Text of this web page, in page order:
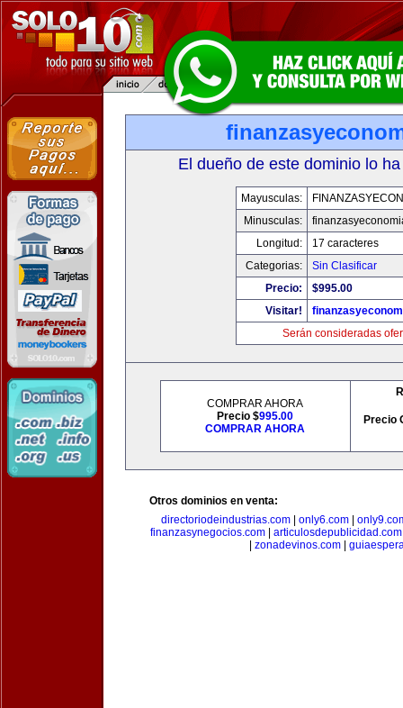
El dueño de este dominio lo
Mayusculas:
Minusculas:
Longitud:
17 caracteres
Categorias:
Sin Clasificar
Precio:
$995.00
Visitar!
Serán consideradas
COMPRAR AHORA
Precio $995.00
COMPRAR AHORA
Precio
Otros dominios en venta:
directoriodeindustrias.com| only6.com|
finanzasynegocios.com| articulosdepublicidad.com
zonadevinos.com|